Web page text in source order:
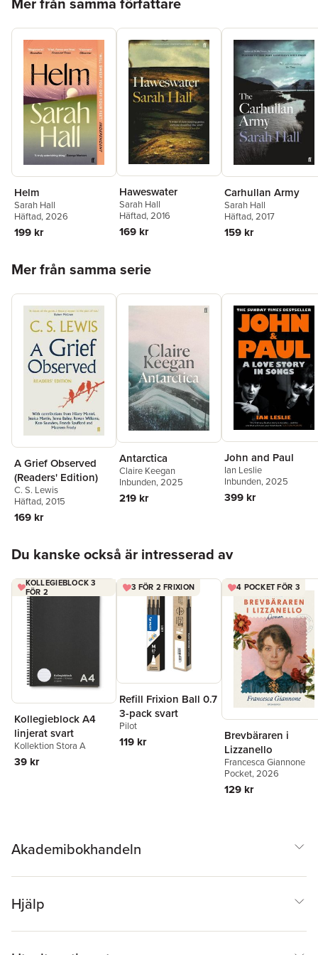
Helm
Sarah Hall
Häftad, 2026
199 kr
Haweswater
Sarah Hall
Häftad, 2016
169 kr
Carhullan Army
Sarah Hall
Häftad, 2017
159 kr
Mer från samma serie
A Grief Observed
(Readers' Edition)
C. S. Lewis
Häftad, 2015
169 kr
Antarctica
Claire Keegan
Inbunden, 2025
219 kr
John and Paul
Ian Leslie
Inbunden, 2025
399 kr
Du kanske också är intresserad av
KOLLEGIEBLOCK 3
FÖR 2
Kollegieblock A4
linjerat svart
Kollektion Stora A
39 kr
3 FÖR 2 FRIXION
Refill Frixion Ball 0.7
3-pack svart
Pilot
119 kr
4 POCKET FÖR 3
Brevbäraren i
Lizzanello
Francesca Giannone
Pocket, 2026
129 kr
Akademibokhandeln
Hjälp